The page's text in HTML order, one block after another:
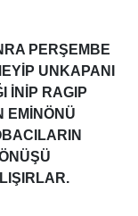
PERŞEMBE
UNKAPANI
İNİP RAGIP
EMİNÖNÜ